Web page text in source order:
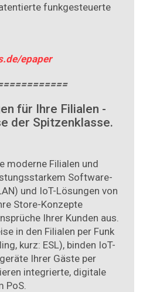
funkgesteuerte
epaper
für Ihre Filialen -
der Spitzenklasse.
moderne Filialen und
Software-
und IoT-Lösungen von
Store-Konzepte
Ihrer Kunden aus.
in den Filialen per Funk
kurz: ESL), binden IoT-
Ihrer Gäste per
integrierte, digitale
PoS.